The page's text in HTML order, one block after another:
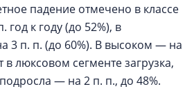
падение отмечено в классе
к году (до 52%), в
3 п. п. (до 60%). В высоком — на
в люксовом сегменте загрузка,
— на 2 п. п., до 48%.